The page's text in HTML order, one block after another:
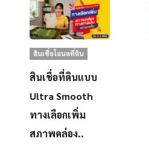
สินเชื่อโฉนดที่ดิน
สินเชื่อที่ดินแบบ
Ultra Smooth
ทางเลือกเพิ่ม
สภาพคล่อง..